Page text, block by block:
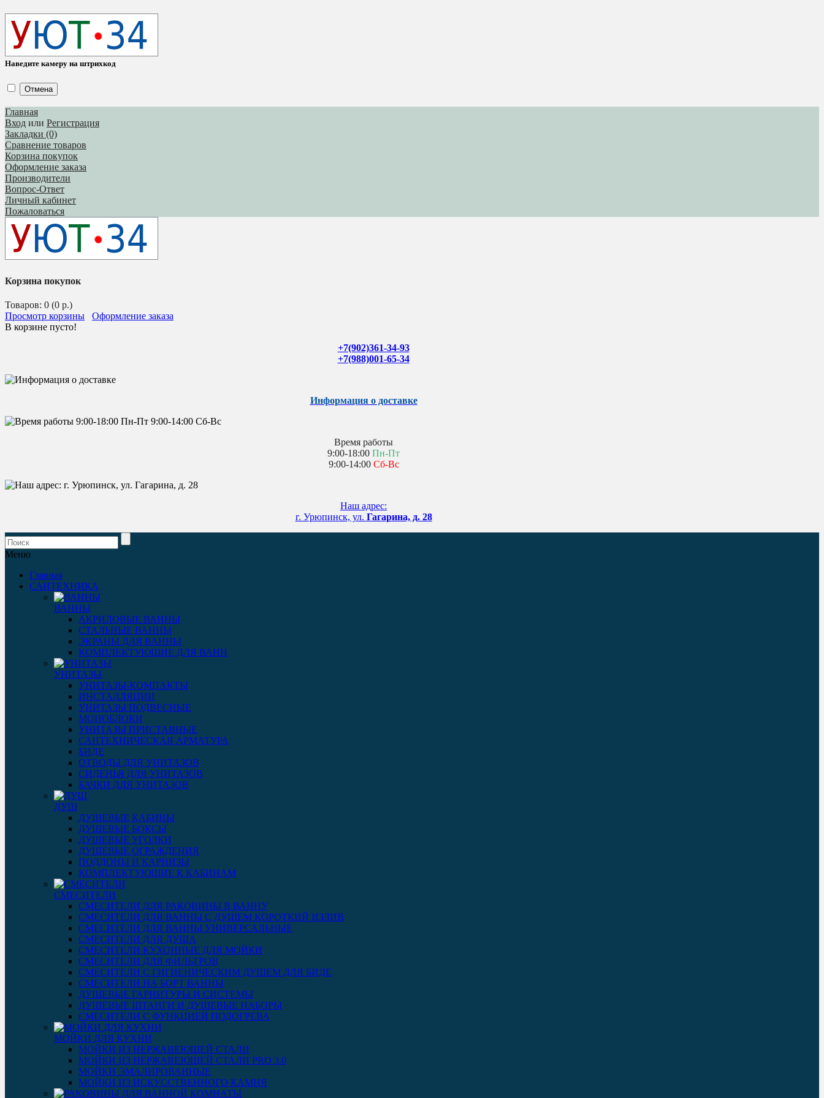
Наведите камеру на штрихкод
Отмена
Главная
Вход или Регистрация
Закладки (0)
Сравнение товаров
Корзина покупок
Оформление заказа
Производители
Вопрос-Ответ
Личный кабинет
Пожаловаться
Корзина покупок
Товаров: 0 (0 р.)
Просмотр корзины
Оформление заказа
В корзине пусто!
+7(902)361-34-93
+7(988)001-65-34
Информация о доставке
Время работы
9:00-18:00 Пн-Пт
9:00-14:00 Сб-Вс
Наш адрес:
г. Урюпинск, ул. Гагарина, д. 28
Меню
Главная
САНТЕХНИКА
ВАННЫ
АКРИЛОВЫЕ ВАННЫ
СТАЛЬНЫЕ ВАННЫ
ЭКРАНЫ ДЛЯ ВАННЫ
КОМПЛЕКТУЮЩИЕ ДЛЯ ВАНН
УНИТАЗЫ
УНИТАЗЫ-КОМПАКТЫ
ИНСТАЛЛЯЦИИ
УНИТАЗЫ ПОДВЕСНЫЕ
МОНОБЛОКИ
УНИТАЗЫ ПРИСТАВНЫЕ
САНТЕХНИЧЕСКАЯ АРМАТУРА
БИДЕ
ОТВОДЫ ДЛЯ УНИТАЗОВ
СИДЕНЬЯ ДЛЯ УНИТАЗОВ
БАЧКИ ДЛЯ УНИТАЗОВ
ДУШ
ДУШЕВЫЕ КАБИНЫ
ДУШЕВЫЕ БОКСЫ
ДУШЕВЫЕ УГОЛКИ
ДУШЕВЫЕ ОГРАЖДЕНИЯ
ПОДДОНЫ И КАРНИЗЫ
КОМПЛЕКТУЮЩИЕ К КАБИНАМ
СМЕСИТЕЛИ
СМЕСИТЕЛИ ДЛЯ РАКОВИНЫ В ВАННУ
СМЕСИТЕЛИ ДЛЯ ВАННЫ С ДУШЕМ КОРОТКИЙ ИЗЛИВ
СМЕСИТЕЛИ ДЛЯ ВАННЫ УНИВЕРСАЛЬНЫЕ
СМЕСИТЕЛИ ДЛЯ ДУША
СМЕСИТЕЛИ КУХОННЫЕ ДЛЯ МОЙКИ
СМЕСИТЕЛИ ДЛЯ ФИЛЬТРОВ
СМЕСИТЕЛИ С ГИГИЕНИЧЕСКИМ ДУШЕМ ДЛЯ БИДЕ
СМЕСИТЕЛИ НА БОРТ ВАННЫ
ДУШЕВЫЕ ГАРНИТУРЫ И СИСТЕМЫ
ДУШЕВЫЕ ШТАНГИ И ДУШЕВЫЕ НАБОРЫ
СМЕСИТЕЛИ С ФУНКЦИЕЙ ПОДОГРЕВА
МОЙКИ ДЛЯ КУХНИ
МОЙКИ ИЗ НЕРЖАВЕЮЩЕЙ СТАЛИ
МОЙКИ ИЗ НЕРЖАВЕЮЩЕЙ СТАЛИ PRO 3.0
МОЙКИ ЭМАЛИРОВАННЫЕ
МОЙКИ ИЗ ИСКУССТВЕННОГО КАМНЯ